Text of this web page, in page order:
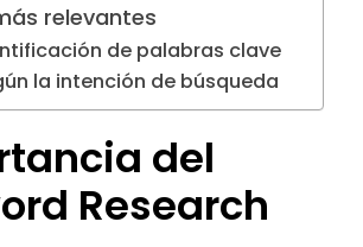
relevantes
de palabras clave
la intención de búsqueda
del
Research